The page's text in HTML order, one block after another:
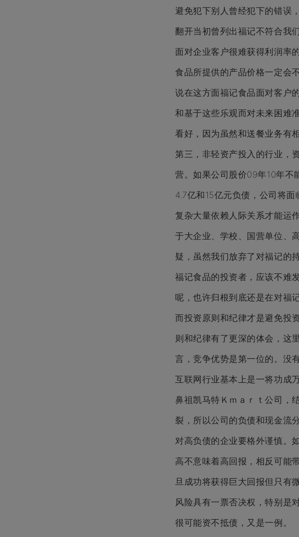
避免犯下别人曾经犯下的错误
翻开当初曾列出福记不符合
面对企业客户很难获得利润率
食品所提供的产品价格一定会
说在这方面福记食品面对客
和基于这些乐观而对未来困难
看好，因为虽然和送餐业务
第三，非轻资产投入的行业
营。如果公司股价09年10年不
4.7亿和15亿元负债，公司将
复杂大量依赖人际关系才能运
于大企业、学校、国营单位
疑，虽然我们放弃了对福记的
福记食品的投资者，应该不难
呢，也许归根到底还是在对福
而投资原则和纪律才是避免
则和纪律有了更深的体会，
言，竞争优势是第一位的。没
互联网行业基本上是一将功成
鼻祖凯马特Ｋｍａｒｔ公司
裂，所以公司的负债和现金流
对高负债的企业要格外谨慎
高不意味着高回报，相反可能
旦成功将获得巨大回报但只有
风险具有一票否决权，特别是
很可能资不抵债，又是一例